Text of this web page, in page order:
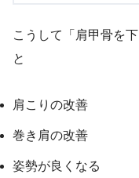
こうして「肩甲骨を
と
肩こりの改善
巻き肩の改善
姿勢が良くなる